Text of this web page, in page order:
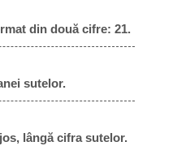
din două cifre: 21.
sutelor.
lângă cifra sutelor.